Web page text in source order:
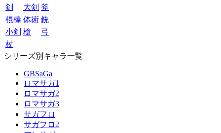
剣
大剣 斧
棍棒 体術 銃
小剣 槍
弓
杖
シリーズ別キャラ一覧
GBSaGa
ロマサガ1
ロマサガ2
ロマサガ3
サガフロ
サガフロ2